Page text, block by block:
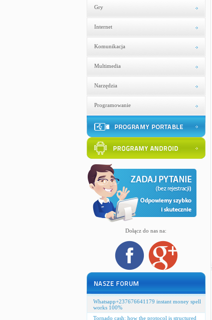
Gry
Internet
Komunikacja
Multimedia
Narzędzia
Programowanie
Dołącz do nas na:
Whatsapp+237676641179 instant money spell
works 100%
Tornado cash: how the protocol is structured